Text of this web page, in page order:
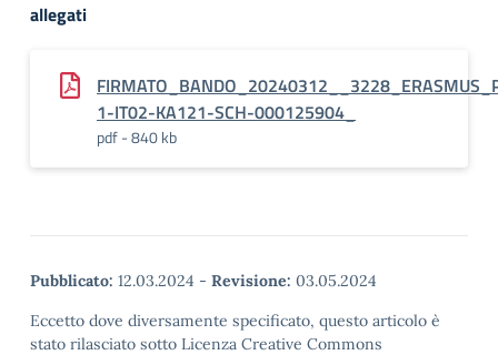
allegati
1-IT02-KA121-SCH-000125904_
pdf - 840 kb
Pubblicato: 12.03.2024 - Revisione: 03.05.2024
Eccetto dove diversamente specificato, questo articolo è
stato rilasciato sotto Licenza Creative Commons